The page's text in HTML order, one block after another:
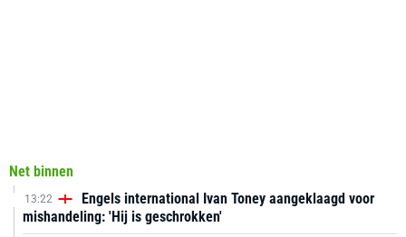
Net binnen
13:22
Engels international Ivan Toney aangeklaagd voor
mishandeling: 'Hij is geschrokken'